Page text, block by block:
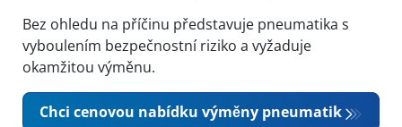
Bez ohledu na příčinu představuje pneumatika s
vyboulením bezpečnostní riziko a vyžaduje
okamžitou výměnu.
Chci cenovou nabídku výměny pneumatik